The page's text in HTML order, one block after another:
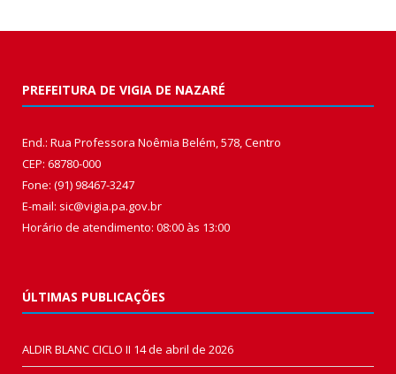
PREFEITURA DE VIGIA DE NAZARÉ
End.: Rua Professora Noêmia Belém, 578, Centro
CEP: 68780-000
Fone: (91) 98467-3247
E-mail: sic@vigia.pa.gov.br
Horário de atendimento: 08:00 às 13:00
ÚLTIMAS PUBLICAÇÕES
ALDIR BLANC CICLO II 14 de abril de 2026